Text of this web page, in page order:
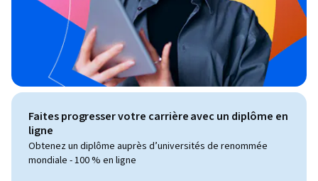
Faites progresser votre carrière avec un diplôme en
ligne
Obtenez un diplôme auprès d’universités de renommée
mondiale - 100 % en ligne